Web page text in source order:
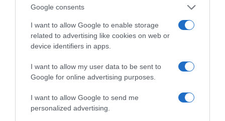
Google consents
I want to allow Google to enable storage
related to advertising like cookies on web or
device identifiers in apps.
I want to allow my user data to be sent to
Google for online advertising purposes.
I want to allow Google to send me
personalized advertising.
CONNEXION
Se souvenir de moi